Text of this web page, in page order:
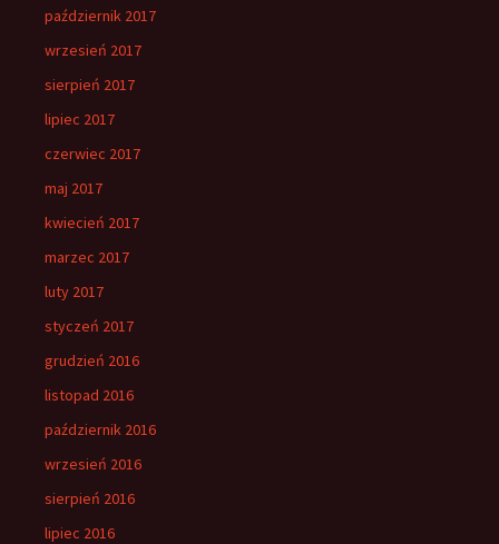
październik 2017
wrzesień 2017
sierpień 2017
lipiec 2017
czerwiec 2017
maj 2017
kwiecień 2017
marzec 2017
luty 2017
styczeń 2017
grudzień 2016
listopad 2016
październik 2016
wrzesień 2016
sierpień 2016
lipiec 2016